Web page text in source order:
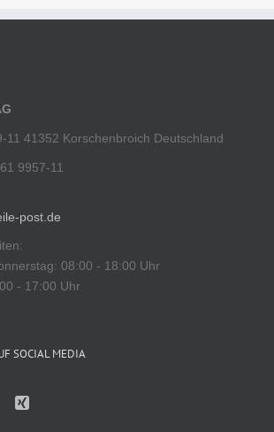
11 41352 Korschenbroich Deutschland
9957-11
post.de
08:00 - 18:00 Uhr
- 17:00 Uhr
SOCIAL MEDIA